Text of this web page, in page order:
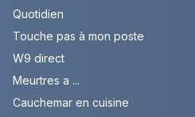
Quotidien
Touche pas à mon poste
W9 direct
Meurtres a ...
Cauchemar en cuisine